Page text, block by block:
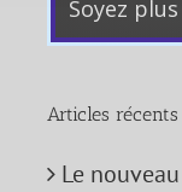
Articles récents
Le